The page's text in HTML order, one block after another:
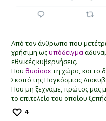
Από τον άνθρωπο που
χρήσιμη ωςυπόδειγμα
εθνικές κυβερνήσεις.
Πουθυσίασε τη χώρα, και το
Σκοπό της Παγκόσμιας
Που μη ξεχνάμε, πρώτος μας
το επιτελείο του οποίου
4